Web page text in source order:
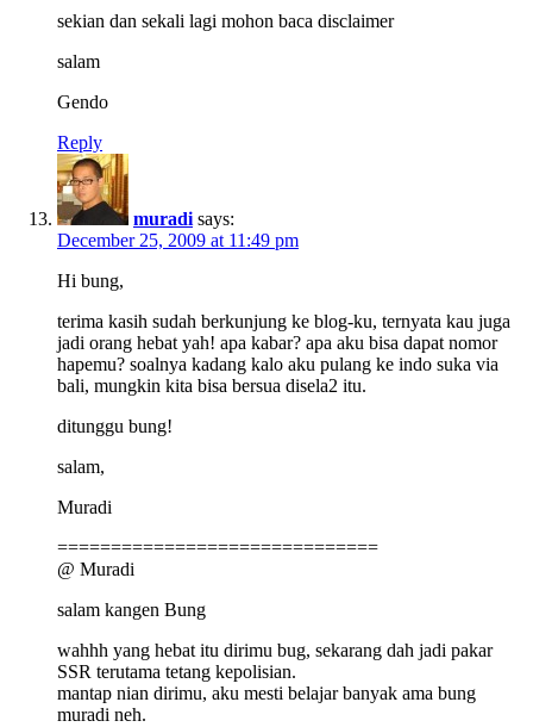
sekian dan sekali lagi mohon baca disclaimer
salam
Gendo
Reply
muradi says:
December 25, 2009 at 11:49 pm
Hi bung,
terima kasih sudah berkunjung ke blog-ku, ternyata kau juga
jadi orang hebat yah! apa kabar? apa aku bisa dapat nomor
hapemu? soalnya kadang kalo aku pulang ke indo suka via
bali, mungkin kita bisa bersua disela2 itu.
ditunggu bung!
salam,
Muradi
==============================
@ Muradi
salam kangen Bung
wahhh yang hebat itu dirimu bug, sekarang dah jadi pakar
SSR terutama tetang kepolisian.
mantap nian dirimu, aku mesti belajar banyak ama bung
muradi neh.